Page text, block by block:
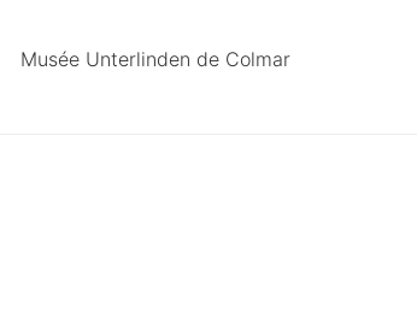
Unterlinden de Colmar